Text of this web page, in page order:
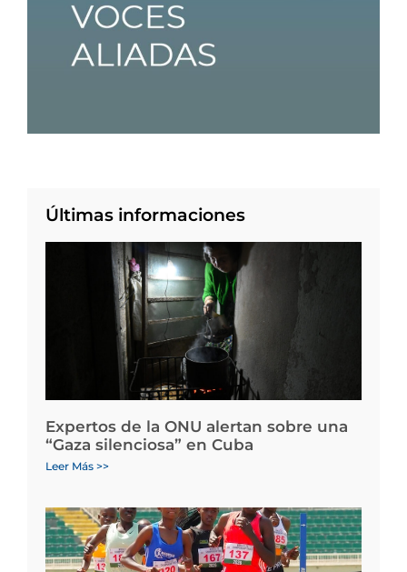
Últimas informaciones
Expertos de la ONU alertan sobre una
“Gaza silenciosa” en Cuba
Leer Más >>